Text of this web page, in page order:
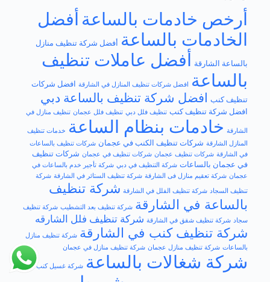
أرخص خادمات بالساعة أفضل
الخادمات بالساعة أفضل شركة تنظيف منازل
بالساعة الشارقة
أفضل عاملات تنظيف
بالساعة
افضل شركات تنظيف المنازل في الشارقة افضل شركات
تنظيف كنب
افضل شركة تنظيف بالساعة دبي
افضل​ شركة تنظيف كنب تنظيف فلل دبي تنظيف فلل عجمان تنظيف منازل في
الشارقة خادمات بنظام الساعة
خدمات تنظيف
المنازل الشارقة شركات تنظيف الكنب في عجمان شركات تنظيف بالساعات
في الشارقة شركات تنظيف عجمان شركات تنظيف في عجمان شركات تنظيف
في عجمان بالساعات شركة التنظيف في دبي شركة تأجير خدم بالساعات في
عجمان شركة تعقيم منازل فى الشارقة شركة تنظيف الستائر في الشارقة شركة
تنظيف السجاد شركة تنظيف الفلل في الشارقة شركة تنظيف
بالساعة في الشارقة شركة تنظيف بعد التشطيب شركة تنظيف
سجاد شركة تنظيف شقق في الشارقة شركة تنظيف فلل الشارقه
شركة تنظيف كنب في الشارقة شركة تنظيف منازل
بالساعات شركة تنظيف منازل عجمان شركة تنظيف منازل في عجمان
شركة شغالات بالساعة شركة غسيل كنب فى